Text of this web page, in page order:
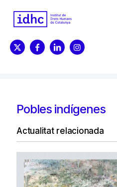
Pobles indígenes
Actualitat relacionada